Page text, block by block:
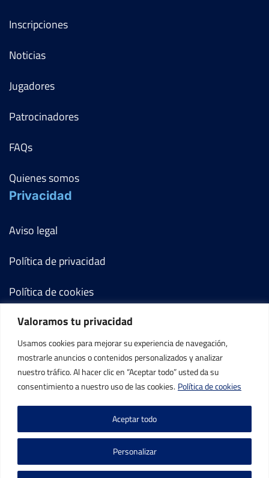
Valoramos tu privacidad
Usamos cookies para mejorar su experiencia de navegación,
mostrarle anuncios o contenidos personalizados y analizar
nuestro tráfico. Al hacer clic en “Aceptar todo” usted da su
consentimiento a nuestro uso de las cookies. Política de cookies
Personalizar
Aceptar todo
Inscripciones
Noticias
Jugadores
Patrocinadores
FAQs
Quienes somos
Privacidad
Aviso legal
Política de privacidad
Política de cookies
Términos y condiciones
Mi cuenta
Contacto